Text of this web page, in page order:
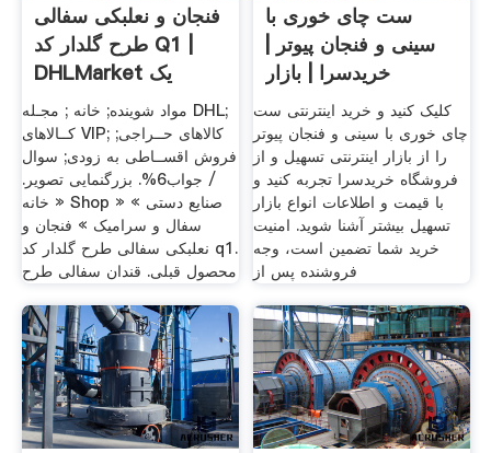
فنجان و نعلبکی سفالی
طرح گلدار کد Q1 |
DHLMarket یک
انتخاب
مواد شوینده; خانه ; مجـله DHL;
کــالاهای VIP; کالاهای حــراجی;
فروش اقســاطی به زودی; سوال
/ جواب6%. بزرگنمایی تصویر.
خانه » Shop » صنایع دستی »
سفال و سرامیک » فنجان و
نعلبکی سفالی طرح گلدار کد q1.
محصول قبلی. قندان سفالی طرح
ست چای خوری با
سینی و فنجان پیوتر |
خریدسرا | بازار
کلیک کنید و خرید اینترنتی ست
چای خوری با سینی و فنجان پیوتر
را از بازار اینترنتی تسهیل و از
فروشگاه خریدسرا تجربه کنید و
با قیمت و اطلاعات انواع بازار
تسهیل بیشتر آشنا شوید. امنیت
خرید شما تضمین است، وجه
فروشنده پس از